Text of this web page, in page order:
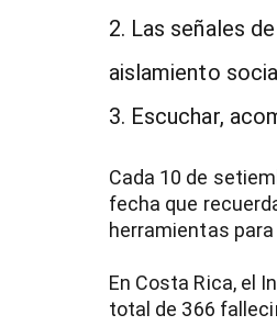
Las señales
aislamiento
Escuchar,
Cada 10 de
fecha que
herramientas
En Costa Rica, el
total de 366